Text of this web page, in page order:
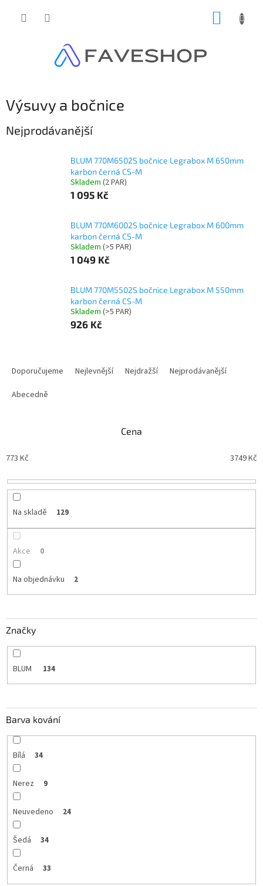
Výsuvy a bočnice
Nejprodávanější
BLUM 770M6502S bočnice Legrabox M 650mm
karbon černá CS-M
Skladem (2 PAR)
1 095 Kč
BLUM 770M6002S bočnice Legrabox M 600mm
karbon černá CS-M
Skladem (>5 PAR)
1 049 Kč
BLUM 770M5502S bočnice Legrabox M 550mm
karbon černá CS-M
Skladem (>5 PAR)
926 Kč
o
u
ů
Doporučujeme Nejlevnější Nejdražší
Nejprodávanější
Abecedně
Cena
773 Kč 3749Kč
Na skladě 129
Akce 0
Na objednávku 2
Značky
BLUM 134
Barva kování
Bílá 34
Nerez 9
Neuvedeno 24
Šedá 34
Černá 33